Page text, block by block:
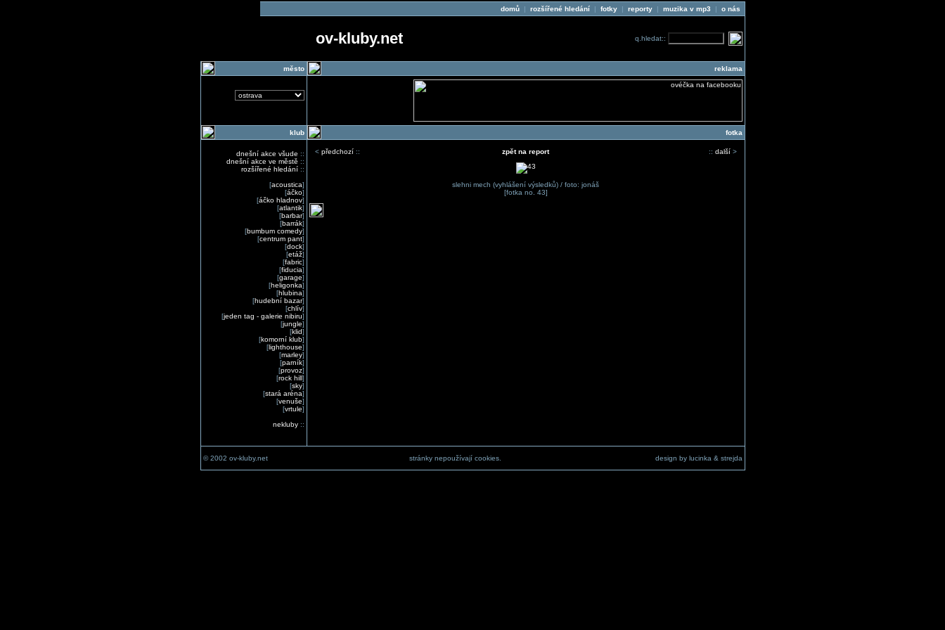
domů| rozšířené hledání| fotky| reporty| muzika v mp3 | o nás
ov-kluby.net q.hledat::
město reklama
klub
dnešní akce všude ::
dnešní akce ve městě ::
rozšířené hledání::
[acoustica]
[áčko]
[áčko hladnov]
[atlantik]
[barbar]
[barrák]
[bumbum comedy]
[centrum pant]
[dock]
[etáž]
[fabric]
[fiducia]
[garage]
[heligonka]
[hlubina]
[hudební bazar]
[chlív]
[jeden tag - galerie nibiru]
[jungle]
[klid]
[komorní klub]
[lighthouse]
[marley]
[parník]
[provoz]
[rock hill]
[sky]
[stará aréna]
[venuše]
[vrtule]
nekluby::
fotka
< předchozí:: zpět na report :: další>
slehni mech (vyhlášení výsledků) / foto: jonáš
[fotka no. 43]
© 2002 ov-kluby.net stránky nepoužívají cookies. design by lucinka & strejda